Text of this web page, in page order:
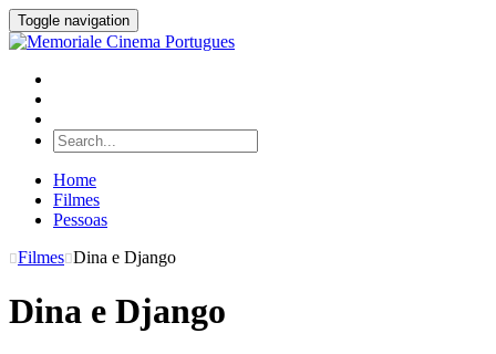
Toggle navigation
Home
Filmes
Pessoas
Filmes Dina e Django
Dina e Django